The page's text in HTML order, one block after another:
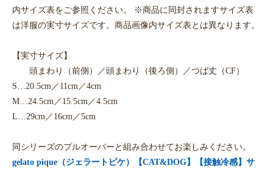
内サイズ表をご参照ください。 ※商品に同封されますサイズ表
は洋服の実寸サイズです。商品画像内サイズ表とは異なります。
【実寸サイズ】
頭まわり（前側）／頭まわり（後ろ側）／つば丈（CF）
S…20.5cm／11cm／4cm
M…24.5cm／15.5cm／4.5cm
L…29cm／16cm／5cm
同シリーズのプルオーバーと組み合わせてお楽しみください。
gelato pique（ジェラートピケ）【CAT&DOG】【接触冷感】サ